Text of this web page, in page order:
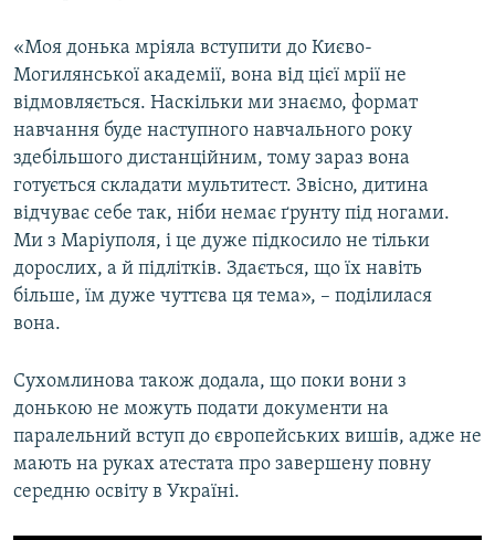
«Моя донька мріяла вступити до Києво-
Могилянської академії, вона від цієї мрії не
відмовляється. Наскільки ми знаємо, формат
навчання буде наступного навчального року
здебільшого дистанційним, тому зараз вона
готується складати мультитест. Звісно, дитина
відчуває себе так, ніби немає ґрунту під ногами.
Ми з Маріуполя, і це дуже підкосило не тільки
дорослих, а й підлітків. Здається, що їх навіть
більше, їм дуже чуттєва ця тема», – поділилася
вона.
Сухомлинова також додала, що поки вони з
донькою не можуть подати документи на
паралельний вступ до європейських вишів, адже не
мають на руках атестата про завершену повну
середню освіту в Україні.